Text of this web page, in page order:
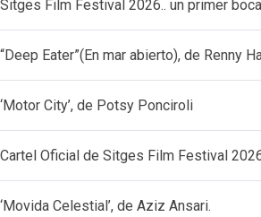
Sitges Film Festival 2026.. un primer
“Deep Eater”(En mar abierto), de Renny
‘Motor City’, de Potsy Ponciroli
Cartel Oficial de Sitges Film Festival
‘Movida Celestial’, de Aziz Ansari.